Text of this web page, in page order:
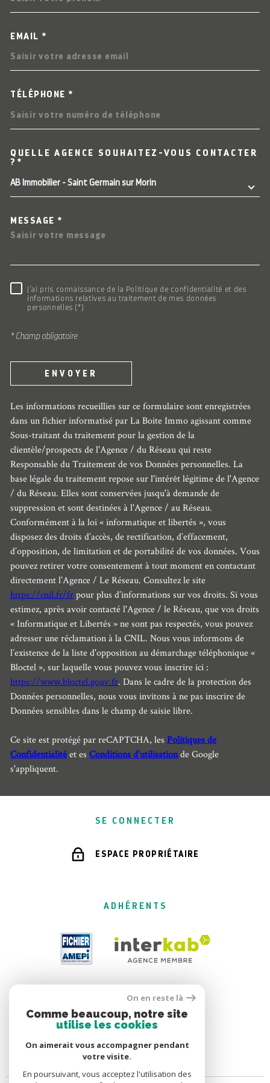
EMAIL *
TÉLÉPHONE *
QUELLE AGENCE SOUHAITEZ-VOUS CONTACTER
?*
AB Immobilier - Saint Germain sur Morin
MESSAGE *
RÈGLEMENTATION
J'ai pris connaissance de la Politique de confidentialité et des
informations relatives au traitement de mes données
personnelles (*)
* Champ obligatoire
ENVOYER
Les informations recueillies sur ce formulaire sont enregistrées
dans un fichier informatisé par La Boite Immo agissant comme
Sous-traitant du traitement pour la gestion de la
clientèle/prospects de l'Agence / du Réseau qui reste
Responsable du Traitement de vos Données personnelles. La
base légale du traitement repose sur l'intérêt légitime de l'Agence
/ du Réseau. Elles sont conservées jusqu'à demande de
suppression et sont destinées à l'Agence / au Réseau.
Conformément à la loi « informatique et libertés », vous
disposez des droits d’accès, de rectification, d’effacement,
d’opposition, de limitation et de portabilité de vos données. Vous
pouvez retirer votre consentement à tout moment en contactant
directement l’Agence / Le Réseau. Consultez le site
https://cnil.fr/frpour plus d’informations sur vos droits. Si vous
estimez, après avoir contacté l'Agence / le Réseau, que vos droits
« Informatique et Libertés » ne sont pas respectés, vous pouvez
adresser une réclamation à la CNIL. Nous vous informons de
l’existence de la liste d'opposition au démarchage téléphonique «
Bloctel », sur laquelle vous pouvez vous inscrire ici :
https://www.bloctel.gouv.fr. Dans le cadre de la protection des
Données personnelles, nous vous invitons à ne pas inscrire de
Données sensibles dans le champ de saisie libre.
Ce site est protégé par reCAPTCHA, les Politiques de
Confidentialitéet es Conditions d'utilisationde Google
s'appliquent.
SE CONNECTER
ESPACE PROPRIÉTAIRE
ADHÉRENTS
On en reste là
Comme beaucoup, notre site
utilise les cookies
On aimerait vous accompagner pendant
votre visite.
En poursuivant, vous acceptez l'utilisation des